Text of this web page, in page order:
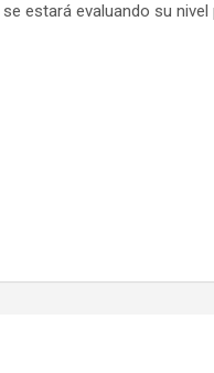
estará evaluando su